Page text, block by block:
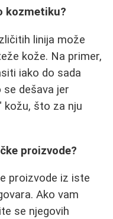
kozmetiku?
linija može
kože. Na primer,
iako do sada
se dešava jer
kožu, što za nju
proizvode?
proizvode iz iste
Ako vam
se njegovih